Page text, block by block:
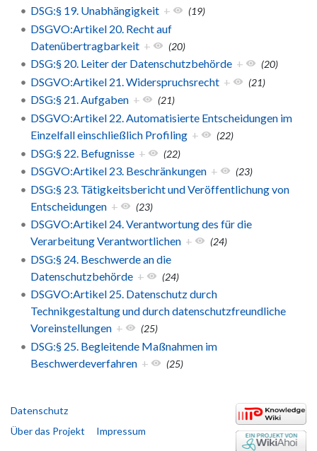
DSG:§ 19. Unabhängigkeit + (19)
DSGVO:Artikel 20. Recht auf
Datenübertragbarkeit + (20)
DSG:§ 20. Leiter der Datenschutzbehörde + (20)
DSGVO:Artikel 21. Widerspruchsrecht + (21)
DSG:§ 21. Aufgaben + (21)
DSGVO:Artikel 22. Automatisierte Entscheidungen im
Einzelfall einschließlich Profiling + (22)
DSG:§ 22. Befugnisse + (22)
DSGVO:Artikel 23. Beschränkungen + (23)
DSG:§ 23. Tätigkeitsbericht und Veröffentlichung von
Entscheidungen + (23)
DSGVO:Artikel 24. Verantwortung des für die
Verarbeitung Verantwortlichen + (24)
DSG:§ 24. Beschwerde an die
Datenschutzbehörde + (24)
DSGVO:Artikel 25. Datenschutz durch
Technikgestaltung und durch datenschutzfreundliche
Voreinstellungen + (25)
DSG:§ 25. Begleitende Maßnahmen im
Beschwerdeverfahren + (25)
Datenschutz
Über das Projekt
Impressum